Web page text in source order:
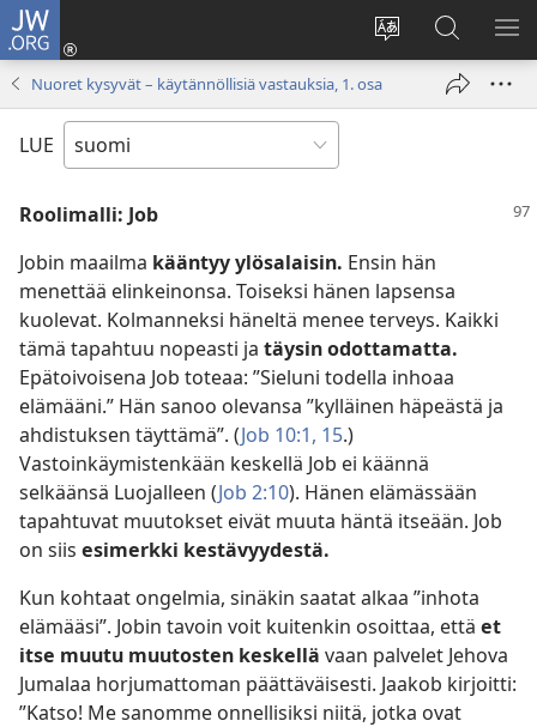
JW.ORG
Vaihda
sivuston
Kirjaudu
(avaa
Hae
JW.ORG-
sivustolta
Nuoret kysyvät – käytännöllisiä vastauksia, 1. osa
LUE
Roolimalli: Job
Jobin maailma kääntyy ylösalaisin. Ensin hän
menettää elinkeinonsa. Toiseksi hänen lapsensa
kuolevat. Kolmanneksi häneltä menee terveys. Kaikki
tämä tapahtuu nopeasti ja täysin odottamatta.
Epätoivoisena Job toteaa: ”Sieluni todella inhoaa
elämääni.” Hän sanoo olevansa ”kylläinen häpeästä ja
ahdistuksen täyttämä”. (Job 10:1, 15.)
Vastoinkäymistenkään keskellä Job ei käännä
selkäänsä Luojalleen (Job 2:10). Hänen elämässään
tapahtuvat muutokset eivät muuta häntä itseään. Job
on siis esimerkki kestävyydestä.
Kun kohtaat ongelmia, sinäkin saatat alkaa ”inhota
elämääsi”. Jobin tavoin voit kuitenkin osoittaa, että et
itse muutu muutosten keskellä vaan palvelet Jehova
Jumalaa horjumattoman päättäväisesti. Jaakob kirjoitti:
”Katso! Me sanomme onnellisiksi niitä, jotka ovat